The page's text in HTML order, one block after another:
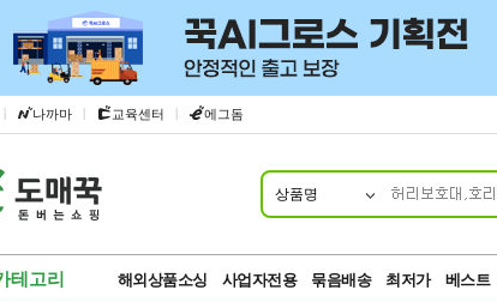
| 나까마 | 교육센터 | 에그돔
상품명
테고리 해외상품소싱 사업자전용 묶음배송 최저가 베스트